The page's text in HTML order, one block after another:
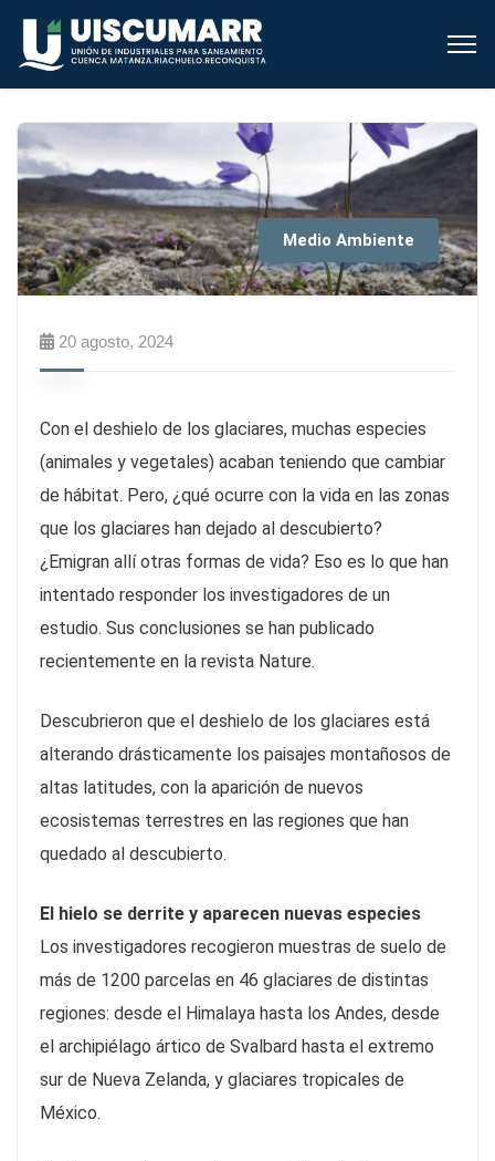
Medio Ambiente
20 agosto, 2024
Con el deshielo de los glaciares, muchas especies
(animales y vegetales) acaban teniendo que cambiar
de hábitat. Pero, ¿qué ocurre con la vida en las zonas
que los glaciares han dejado al descubierto?
¿Emigran allí otras formas de vida? Eso es lo que han
intentado responder los investigadores de un
estudio. Sus conclusiones se han publicado
recientemente en la revista Nature.
Descubrieron que el deshielo de los glaciares está
alterando drásticamente los paisajes montañosos de
altas latitudes, con la aparición de nuevos
ecosistemas terrestres en las regiones que han
quedado al descubierto.
El hielo se derrite y aparecen nuevas especies
Los investigadores recogieron muestras de suelo de
más de 1200 parcelas en 46 glaciares de distintas
regiones: desde el Himalaya hasta los Andes, desde
el archipiélago ártico de Svalbard hasta el extremo
sur de Nueva Zelanda, y glaciares tropicales de
México.